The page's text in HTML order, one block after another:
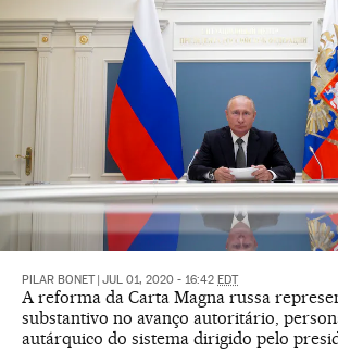
PILAR BONET JUL 01, 2020 - 16:42 EDT
A reforma da Carta Magna russa
substantivo no avanço autoritário,
autárquico do sistema dirigido pelo